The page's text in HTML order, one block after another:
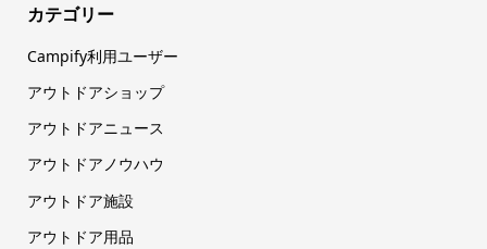
カテゴリー
Campify利用ユーザー
アウトドアショップ
アウトドアニュース
アウトドアノウハウ
アウトドア施設
アウトドア用品